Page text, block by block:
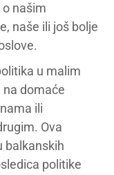
našim
naše ili još bolje
u malim
domaće
ili
Ova
balkanskih
politike